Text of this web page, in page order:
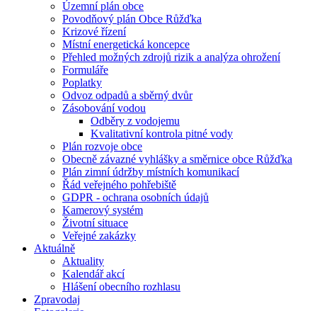
Územní plán obce
Povodňový plán Obce Růžďka
Krizové řízení
Místní energetická koncepce
Přehled možných zdrojů rizik a analýza ohrožení
Formuláře
Poplatky
Odvoz odpadů a sběrný dvůr
Zásobování vodou
Odběry z vodojemu
Kvalitativní kontrola pitné vody
Plán rozvoje obce
Obecně závazné vyhlášky a směrnice obce Růžďka
Plán zimní údržby místních komunikací
Řád veřejného pohřebiště
GDPR - ochrana osobních údajů
Kamerový systém
Životní situace
Veřejné zakázky
Aktuálně
Aktuality
Kalendář akcí
Hlášení obecního rozhlasu
Zpravodaj